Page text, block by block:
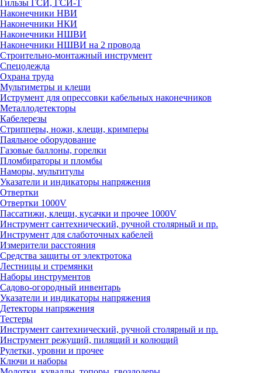
Гильзы ГСИ, ГСИ-Т
Наконечники НВИ
Наконечники НКИ
Наконечники НШВИ
Наконечники НШВИ на 2 провода
Строительно-монтажный инструмент
Спецодежда
Охрана труда
Мультиметры и клещи
Иструмент для опрессовки кабельных наконечников
Металлодетекторы
Кабелерезы
Стрипперы, ножи, клещи, кримперы
Паяльное оборудование
Газовые баллоны, горелки
Пломбираторы и пломбы
Наморы, мультитулы
Указатели и индикаторы напряжения
Отвертки
Отвертки 1000V
Пассатижи, клещи, кусачки и прочее 1000V
Инструмент сантехнический, ручной столярный и пр.
Инструмент для слаботочных кабелей
Измерители расстояния
Средства защиты от электротока
Лестницы и стремянки
Наборы инструментов
Садово-огородный инвентарь
Указатели и индикаторы напряжения
Детекторы напряжения
Тестеры
Инструмент сантехнический, ручной столярный и пр.
Инструмент режущий, пилящий и колющий
Рулетки, уровни и прочее
Ключи и наборы